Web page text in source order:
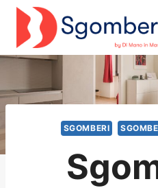
Salta
contenuto
SGOMBERI